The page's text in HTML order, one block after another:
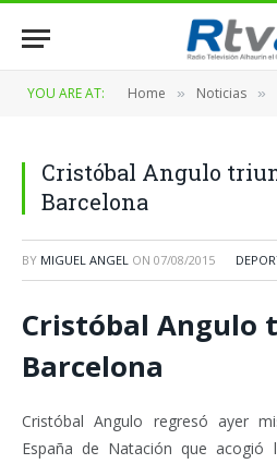
YOU ARE AT: Home » Noticias »
Cristóbal Angulo
Barcelona
BY MIGUEL ANGEL ON 07/08/2015
Cristóbal Angulo
Barcelona
Cristóbal Angulo regresó ayer
España de Natación que acogió